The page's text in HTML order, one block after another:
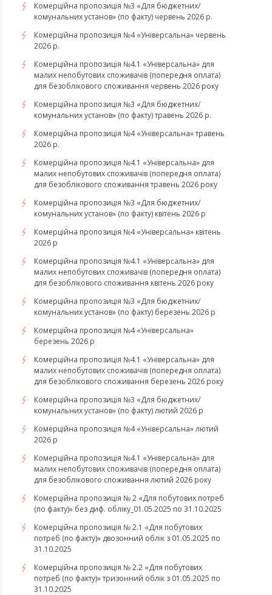
Комерційна пропозиція №3 «Для бюджетних/
комунальних установ» (по факту) червень 2026 р.
Комерційна пропозиція №4 «Універсальна» червень
2026 р.
Комерційна пропозиція №4.1 «Універсальна» для
малих непобутових споживачів (попередня оплата)
для безоблікового споживання червень 2026 року
Комерційна пропозиція №3 «Для бюджетних/
комунальних установ» (по факту) травень 2026 р.
Комерційна пропозиція №4 «Універсальна» травень
2026 р.
Комерційна пропозиція №4.1 «Універсальна» для
малих непобутових споживачів (попередня оплата)
для безоблікового споживання травень 2026 року
Комерційна пропозиція №3 «Для бюджетних/
комунальних установ» (по факту) квітень 2026 р
Комерційна пропозиція №4 «Універсальна» квітень
2026 р
Комерційна пропозиція №4.1 «Універсальна» для
малих непобутових споживачів (попередня оплата)
для безоблікового споживання квітень 2026 року
Комерційна пропозиція №3 «Для бюджетних/
комунальних установ» (по факту) березень 2026 р
Комерційна пропозиція №4 «Універсальна»
березень 2026 р
Комерційна пропозиція №4.1 «Універсальна» для
малих непобутових споживачів (попередня оплата)
для безоблікового споживання березень 2026 року
Комерційна пропозиція №3 «Для бюджетних/
комунальних установ» (по факту) лютий 2026 р
Комерційна пропозиція №4 «Універсальна» лютий
2026 р
Комерційна пропозиція №4.1 «Універсальна» для
малих непобутових споживачів (попередня оплата)
для безоблікового споживання лютий 2026 року
Комерційна пропозиція № 2 «Для побутових потреб
(по факту)» без диф. обліку_01.05.2025 по 31.10.2025
Комерційна пропозиція № 2.1 «Для побутових
потреб (по факту)» двозонний облік з 01.05.2025 по
31.10.2025
Комерційна пропозиція № 2.2 «Для побутових
потреб (по факту)» тризонний облік з 01.05.2025 по
31.10.2025